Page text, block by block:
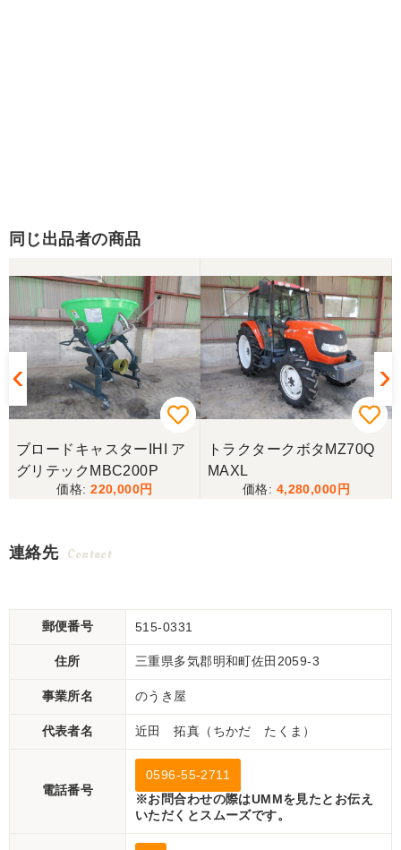
同じ出品者の商品
ブロードキャスターIHI ア
グリテックMBC200P
220,000
トラクタークボタMZ70Q
MAXL
4,280,000
連絡先 Contact
郵便番号 515-0331
住所 三重県多気郡明和町佐田2059-3
事業所名 のうき屋
代表者名 近田 拓真（ちかだ たくま）
電話番号
0596-55-2711
※お問合わせの際はUMMを見たとお伝え
いただくとスムーズです。